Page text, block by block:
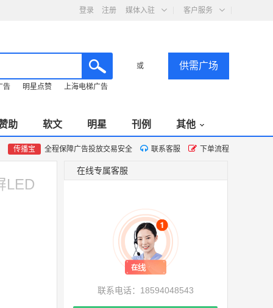
登录 注册 媒体入驻 客户服务
或 供需广场
告 明星点赞 上海电梯广告
助 软文 明星 刊例 其他
传播宝 全程保障广告投放交易安全 联系客服 下单流程
LED
在线专属客服
联系电话：18594048543